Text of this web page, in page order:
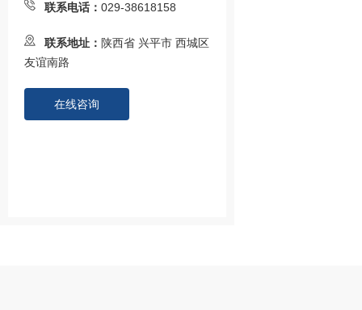
联系电话： 029-38618158
联系地址： 陕西省 兴平市 西城区
友谊南路
在线咨询